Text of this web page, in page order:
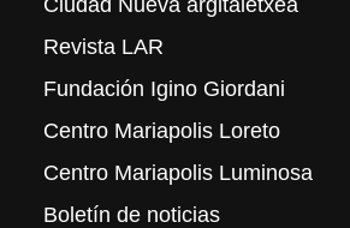
Revista LAR
Fundación Igino Giordani
Centro Mariapolis Loreto
Centro Mariapolis Luminosa
Boletín de noticias